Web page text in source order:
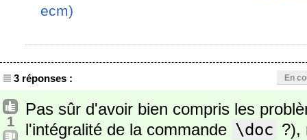
ecm)
3 réponses : En
1
Pas sûr d'avoir bien compris les
l'intégralité de la commande \doc ?),